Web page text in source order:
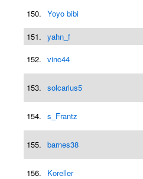
150. Yoyo bibi
151. yahn_f
152. vinc44
153. solcarlus5
154. s_Frantz
155. barnes38
156. Koreller